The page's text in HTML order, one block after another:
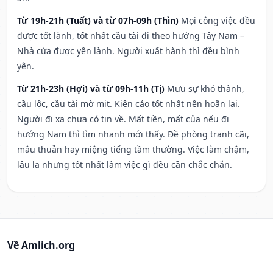
Từ 19h-21h (Tuất) và từ 07h-09h (Thìn) Mọi công việc đều
được tốt lành, tốt nhất cầu tài đi theo hướng Tây Nam –
Nhà cửa được yên lành. Người xuất hành thì đều bình
yên.
Từ 21h-23h (Hợi) và từ 09h-11h (Tị) Mưu sự khó thành,
cầu lộc, cầu tài mờ mịt. Kiện cáo tốt nhất nên hoãn lại.
Người đi xa chưa có tin về. Mất tiền, mất của nếu đi
hướng Nam thì tìm nhanh mới thấy. Đề phòng tranh cãi,
mâu thuẫn hay miệng tiếng tầm thường. Việc làm chậm,
lâu la nhưng tốt nhất làm việc gì đều cần chắc chắn.
Về Amlich.org